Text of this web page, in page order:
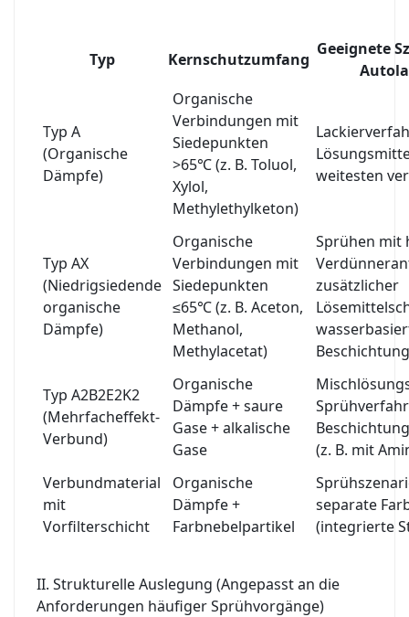
Typ Kernschutzumfang
Geeignete
Typ A
(Organische
Dämpfe)
Organische
Verbindungen mit
Siedepunkten
>65℃ (z. B. Toluol,
Xylol,
Methylethylketon)
weitesten
Typ AX
(Niedrigsiedende
organische
Dämpfe)
Organische
Verbindungen mit
Siedepunkten
≤65℃ (z. B. Aceton,
Methanol,
Methylacetat)
Sprühen mit
zusätzlicher
Typ A2B2E2K2
(Mehrfacheffekt-
Verbund)
Organische
Dämpfe + saure
Gase + alkalische
Gase
(z. B. mit
Verbundmaterial
mit
Vorfilterschicht
Organische
Dämpfe +
Farbnebelpartikel
separate
(integrierte
II. Strukturelle Auslegung (Angepasst an die
Anforderungen häufiger Sprühvorgänge)